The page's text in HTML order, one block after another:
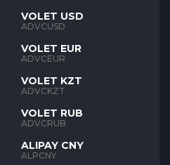
VOLET USD
ADVCUSD
VOLET EUR
ADVCEUR
VOLET KZT
ADVCKZT
VOLET RUB
ADVCRUB
ALIPAY CNY
ALPCNY